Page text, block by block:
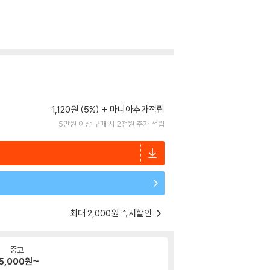
1,120원 (5%) 마니아추가적립
5만원 이상 구매 시 2천원 추가 적립
최대 2,000원 즉시할인
중고
원~